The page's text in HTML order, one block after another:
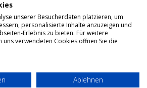
unserer Besucherdaten platzieren, um
personalisierte Inhalte anzuzeigen und
Erlebnis zu bieten. Für weitere
verwendeten Cookies öffnen Sie die
Ablehnen